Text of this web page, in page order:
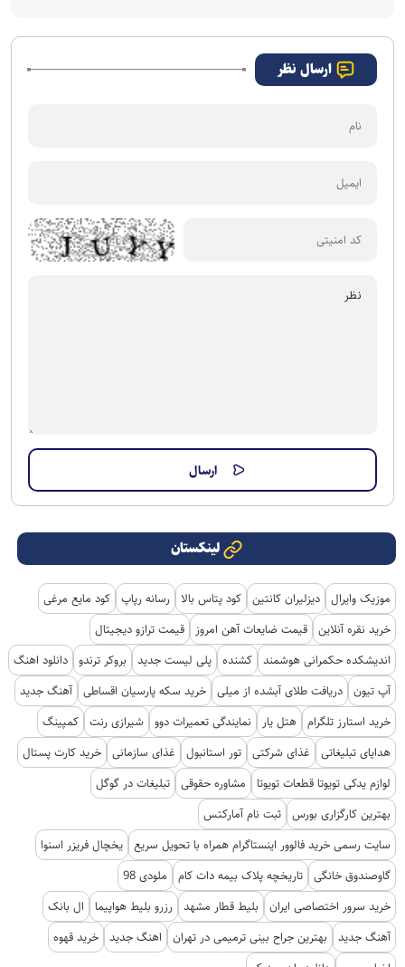
ارسال نظر
لینکستان
موزیک وایرال دیزلیران کانتین کود پتاس بالا رسانه رپاپ کود مایع مرغی
خرید نقره آنلاین قیمت ضایعات آهن امروز
قیمت ترازو دیجیتال
اندیشکده حکمرانی هوشمند کشنده پلی لیست جدید بروکر ترندو دانلود اهنگ
آپ تیون دریافت طلای آبشده از میلی خرید سکه پارسیان اقساطی آهنگ جدید
خرید استارز تلگرام هتل یار نمایندگی تعمیرات دوو شیرازی رنت کمپینگ
هدایای تبلیغاتی
غذای شرکتی تور استانبول غذای سازمانی خرید کارت پستال
لوازم یدکی تویوتا قطعات تویوتا
مشاوره حقوقی تبلیغات در گوگل
بهترین کارگزاری بورس ثبت نام آمارکتس
سایت رسمی خرید فالوور اینستاگرام همراه با تحویل سریع یخچال فریزر اسنوا
گاوصندوق خانگی تاریخچه پلاک بیمه دات کام
ملودی 98
خرید سرور اختصاصی ایران
بلیط قطار مشهد رزرو بلیط هواپیما
ال بانک
آهنگ جدید
بهترین جراح بینی ترمیمی در تهران اهنگ جدید خرید قهوه